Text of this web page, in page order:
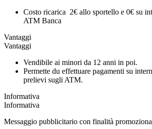
Costo ricarica 2€ allo sportello e 0€ su
ATM Banca
Vantaggi
Vantaggi
Vendibile ai minori da 12 anni in poi.
Permette du effettuare pagamenti su
prelievi sugli ATM.
Informativa
Informativa
Messaggio pubblicitario con finalità